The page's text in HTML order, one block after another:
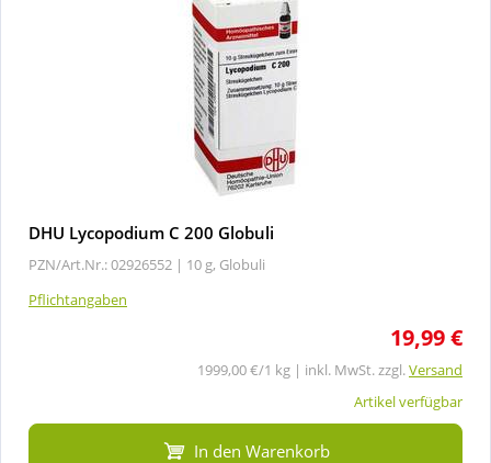
DHU Lycopodium C 200 Globuli
PZN/Art.Nr.: 02926552 | 10 g, Globuli
Pflichtangaben
19,99 €
1999,00 €/1 kg | inkl. MwSt. zzgl.Versand
Artikel verfügbar
In den Warenkorb